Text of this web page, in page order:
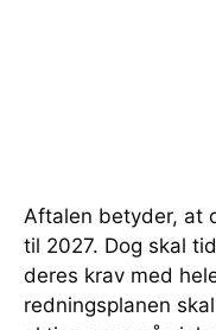
Aftalen betyder, at
til 2027. Dog skal
deres krav med
redningsplanen